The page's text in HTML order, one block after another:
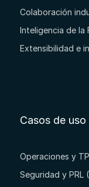
Colaboración
Inteligencia de la
Extensibilidad e
Casos de uso
Operaciones y
Seguridad y PRL